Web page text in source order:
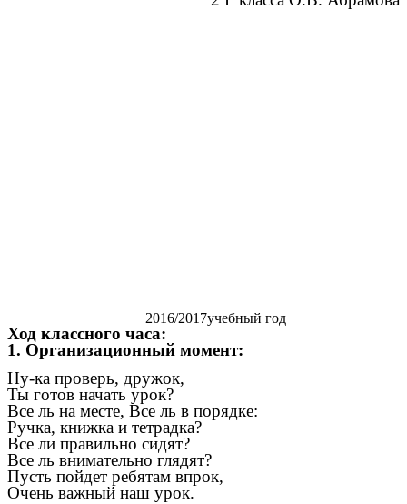
2016/2017учебный год
Ход классного часа:
1. Организационный момент:
Ну-ка проверь, дружок,
Ты готов начать урок?
Все ль на месте, Все ль в порядке:
Ручка, книжка и тетрадка?
Все ли правильно сидят?
Все ль внимательно глядят?
Пусть пойдет ребятам впрок,
Очень важный наш урок.